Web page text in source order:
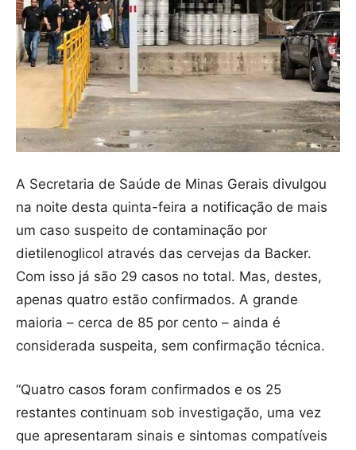
A Secretaria de Saúde de Minas Gerais divulgou
na noite desta quinta-feira a notificação de mais
um caso suspeito de contaminação por
dietilenoglicol através das cervejas da Backer.
Com isso já são 29 casos no total. Mas, destes,
apenas quatro estão confirmados. A grande
maioria – cerca de 85 por cento – ainda é
considerada suspeita, sem confirmação técnica.
“Quatro casos foram confirmados e os 25
restantes continuam sob investigação, uma vez
que apresentaram sinais e sintomas compatíveis